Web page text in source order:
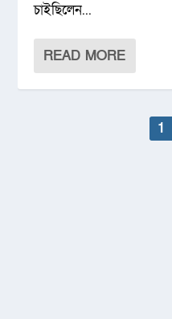
চাইছিলেন...
READ MORE
1